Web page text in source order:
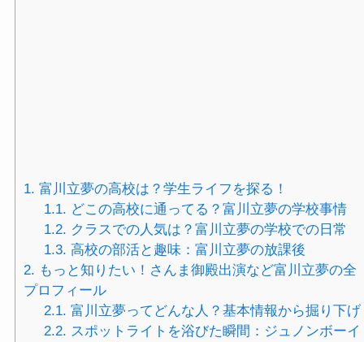
1. 富川立夢の高校は？学生ライフを探る！
1.1. どこの高校に通ってる？富川立夢の学校事情
1.2. クラスでの人気は？富川立夢の学校での日常
1.3. 高校の部活と趣味：富川立夢の放課後
2. もっと知りたい！さんま御殿出演など富川立夢の全
プロフィール
2.1. 富川立夢ってどんな人？基本情報から掘り下げ
2.2. スポットライトを浴びた瞬間：ジュノンボーイ